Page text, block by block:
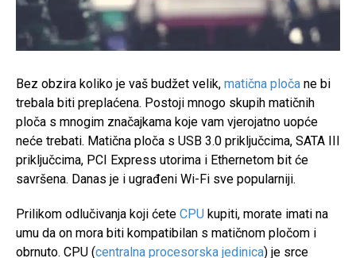
Bez obzira koliko je vaš budžet velik, matična ploča ne bi
trebala biti preplaćena. Postoji mnogo skupih matičnih
ploča s mnogim značajkama koje vam vjerojatno uopće
neće trebati. Matična ploča s USB 3.0 priključcima, SATA III
priključcima, PCI Express utorima i Ethernetom bit će
savršena. Danas je i ugrađeni Wi-Fi sve popularniji.
Prilikom odlučivanja koji ćete CPU kupiti, morate imati na
umu da on mora biti kompatibilan s matičnom pločom i
obrnuto. CPU (centralna procesorska jedinica) je srce